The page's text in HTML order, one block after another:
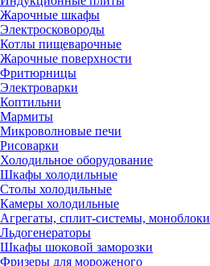
Жарочные шкафы
Электросковороды
Котлы пищеварочные
Жарочные поверхности
Фритюрницы
Электроварки
Коптильни
Мармиты
Микроволновые печи
Рисоварки
Холодильное оборудование
Шкафы холодильные
Столы холодильные
Камеры холодильные
Агрегаты, сплит-системы, моноблоки
Льдогенераторы
Шкафы шоковой заморозки
Фризеры для мороженого